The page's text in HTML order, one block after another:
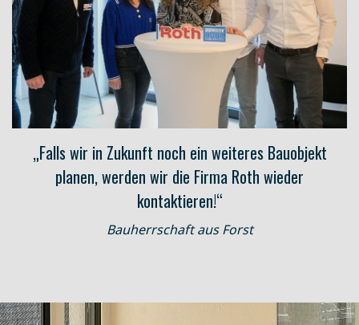
„Falls wir in Zukunft noch ein weiteres Bauobjekt
planen, werden wir die Firma Roth wieder
kontaktieren!“
Bauherrschaft aus Forst